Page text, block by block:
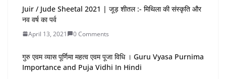
Juir / Jude Sheetal 2021 | जूड़ शीतल :- मिथिला की संस्कृति और
नव वर्ष का पर्व
April 13, 2021 0 Comments
गुरु एवम व्यास पूर्णिमा महत्व एवम पूजा विधि । Guru Vyasa Purnima
Importance and Puja Vidhi In Hindi